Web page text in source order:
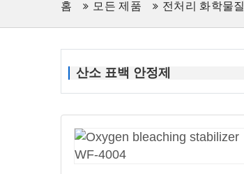
홈 모든 제품 전처리 화학물질
산소 표백 안정제